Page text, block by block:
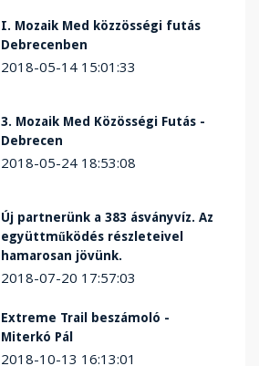
I. Mozaik Med közzösségi futás
Debrecenben
2018-05-14 15:01:33
3. Mozaik Med Közösségi Futás -
Debrecen
2018-05-24 18:53:08
Új partnerünk a 383 ásványvíz. Az
együttműködés részleteivel
hamarosan jövünk.
2018-07-20 17:57:03
Extreme Trail beszámoló -
Miterkó Pál
2018-10-13 16:13:01